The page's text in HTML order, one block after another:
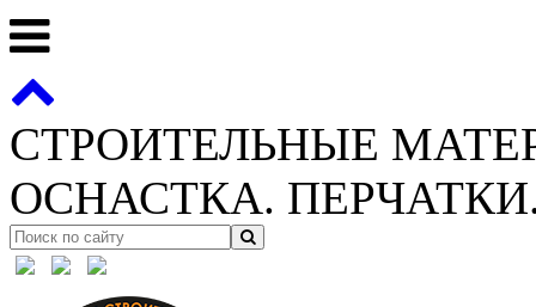
СТРОИТЕЛЬНЫЕ
ОСНАСТКА.